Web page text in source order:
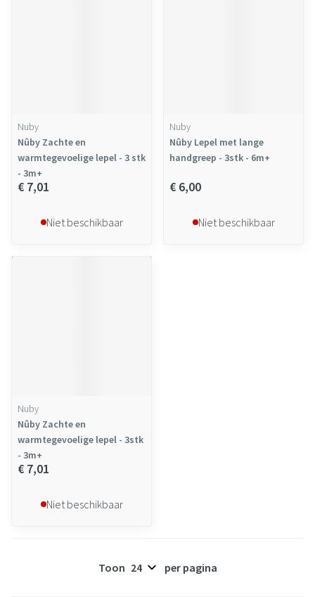
Nuby
Nûby Zachte en
warmtegevoelige lepel - 3 stk
- 3m+
€ 7,01
Niet beschikbaar
Nuby
Nûby Lepel met lange
handgreep - 3stk - 6m+
€ 6,00
Niet beschikbaar
Nuby
Nûby Zachte en
warmtegevoelige lepel - 3stk
- 3m+
€ 7,01
Niet beschikbaar
Toon per pagina